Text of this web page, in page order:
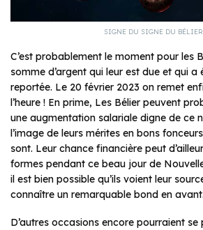
SIGNE DU SIGNE DU
C’est probablement le moment pour les
somme d’argent qui leur est due et qui
reportée. Le 20 février 2023 on remet
l’heure ! En prime, Les Bélier peuvent
une augmentation salariale digne de ce
l’image de leurs mérites en bons
sont. Leur chance financière peut
formes pendant ce beau jour de
il est bien possible qu’ils voient leur
connaître un remarquable bond en avant.
D’autres occasions encore pourraient